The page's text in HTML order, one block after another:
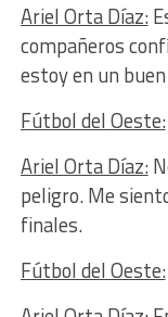
Ariel Orta Díaz:
compañeros
estoy en un
Fútbol del Oeste:
Ariel Orta Díaz:
peligro. Me
finales.
Fútbol del Oeste: